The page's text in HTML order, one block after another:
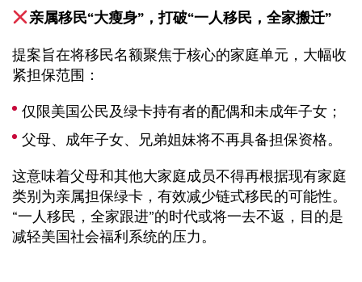
亲属移民“大瘦身”，打破“一人移民，全家搬迁”
提案旨在将移民名额聚焦于核心的家庭单元，大幅收
紧担保范围：
仅限美国公民及绿卡持有者的配偶和未成年子女；
父母、成年子女、兄弟姐妹将不再具备担保资格。
这意味着父母和其他大家庭成员不得再根据现有家庭
类别为亲属担保绿卡，有效减少链式移民的可能性。
“一人移民，全家跟进”的时代或将一去不返，目的是
减轻美国社会福利系统的压力。